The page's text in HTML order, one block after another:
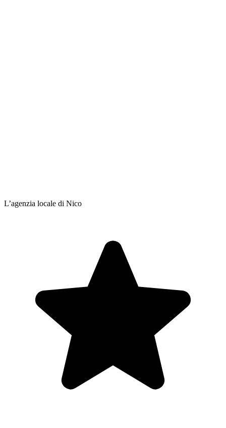
L’agenzia locale di Nico